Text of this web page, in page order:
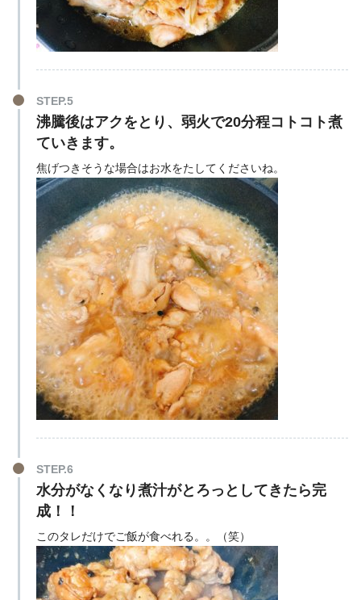
STEP.5
沸騰後はアクをとり、弱火で20分程コトコト煮
ていきます。
焦げつきそうな場合はお水をたしてくださいね。
STEP.6
水分がなくなり煮汁がとろっとしてきたら完
成！！
このタレだけでご飯が食べれる。。（笑）